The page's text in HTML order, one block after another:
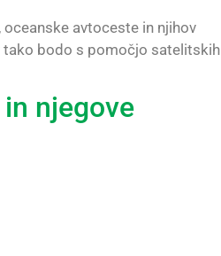
avtoceste in njihov
tako bodo s pomočjo satelitskih
njegove